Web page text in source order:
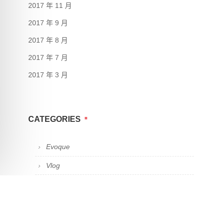
2017 年 11 月
2017 年 9 月
2017 年 8 月
2017 年 7 月
2017 年 3 月
CATEGORIES
Evoque
Vlog